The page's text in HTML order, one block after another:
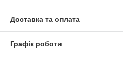
Доставка та оплата
Графік роботи